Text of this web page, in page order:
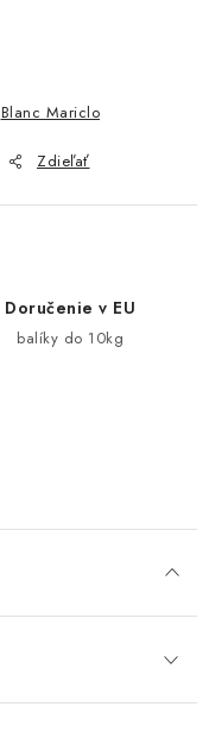
Blanc Mariclo
Zdieľať
Doručenie v EU
balíky do 10kg